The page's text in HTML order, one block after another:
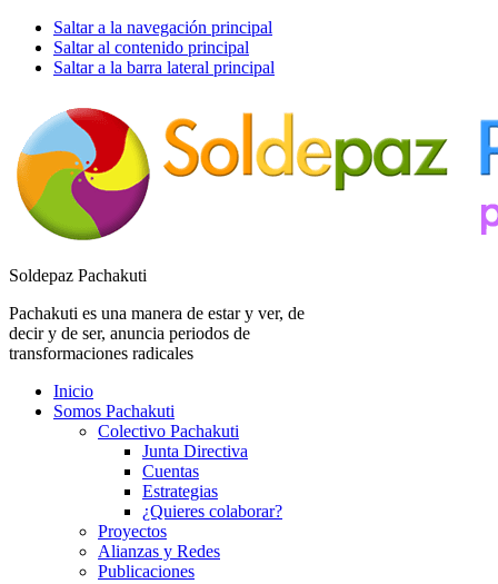
Saltar a la navegación principal
Saltar al contenido principal
Saltar a la barra lateral principal
Soldepaz Pachakuti
Pachakuti es una manera de estar y ver, de
decir y de ser, anuncia periodos de
transformaciones radicales
Inicio
Somos Pachakuti
Colectivo Pachakuti
Junta Directiva
Cuentas
Estrategias
¿Quieres colaborar?
Proyectos
Alianzas y Redes
Publicaciones